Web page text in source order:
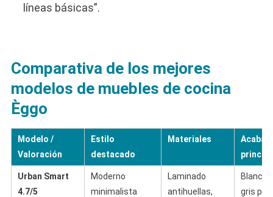
líneas básicas”.
Comparativa de los mejores
modelos de muebles de cocina
Èggo
Modelo /
Valoración
Estilo
destacado
Materiales
Urban Smart
4.7/5
Moderno
minimalista
Laminado
antihuellas,
Blanco
gris